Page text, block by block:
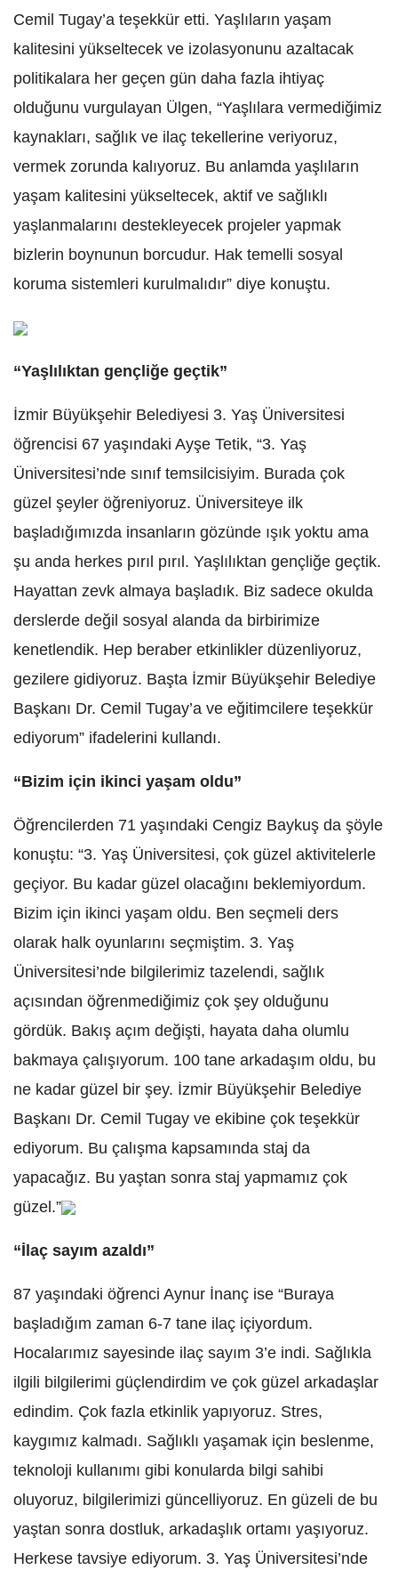
Cemil Tugay’a teşekkür etti. Yaşlıların yaşam
kalitesini yükseltecek ve izolasyonunu azaltacak
politikalara her geçen gün daha fazla ihtiyaç
olduğunu vurgulayan Ülgen, “Yaşlılara vermediğimiz
kaynakları, sağlık ve ilaç tekellerine veriyoruz,
vermek zorunda kalıyoruz. Bu anlamda yaşlıların
yaşam kalitesini yükseltecek, aktif ve sağlıklı
yaşlanmalarını destekleyecek projeler yapmak
bizlerin boynunun borcudur. Hak temelli sosyal
koruma sistemleri kurulmalıdır” diye konuştu.
“Yaşlılıktan gençliğe geçtik”
İzmir Büyükşehir Belediyesi 3. Yaş Üniversitesi
öğrencisi 67 yaşındaki Ayşe Tetik, “3. Yaş
Üniversitesi’nde sınıf temsilcisiyim. Burada çok
güzel şeyler öğreniyoruz. Üniversiteye ilk
başladığımızda insanların gözünde ışık yoktu ama
şu anda herkes pırıl pırıl. Yaşlılıktan gençliğe geçtik.
Hayattan zevk almaya başladık. Biz sadece okulda
derslerde değil sosyal alanda da birbirimize
kenetlendik. Hep beraber etkinlikler düzenliyoruz,
gezilere gidiyoruz. Başta İzmir Büyükşehir Belediye
Başkanı Dr. Cemil Tugay’a ve eğitimcilere teşekkür
ediyorum” ifadelerini kullandı.
“Bizim için ikinci yaşam oldu”
Öğrencilerden 71 yaşındaki Cengiz Baykuş da şöyle
konuştu: “3. Yaş Üniversitesi, çok güzel aktivitelerle
geçiyor. Bu kadar güzel olacağını beklemiyordum.
Bizim için ikinci yaşam oldu. Ben seçmeli ders
olarak halk oyunlarını seçmiştim. 3. Yaş
Üniversitesi’nde bilgilerimiz tazelendi, sağlık
açısından öğrenmediğimiz çok şey olduğunu
gördük. Bakış açım değişti, hayata daha olumlu
bakmaya çalışıyorum. 100 tane arkadaşım oldu, bu
ne kadar güzel bir şey. İzmir Büyükşehir Belediye
Başkanı Dr. Cemil Tugay ve ekibine çok teşekkür
ediyorum. Bu çalışma kapsamında staj da
yapacağız. Bu yaştan sonra staj yapmamız çok
güzel.”
“İlaç sayım azaldı”
87 yaşındaki öğrenci Aynur İnanç ise “Buraya
başladığım zaman 6-7 tane ilaç içiyordum.
Hocalarımız sayesinde ilaç sayım 3’e indi. Sağlıkla
ilgili bilgilerimi güçlendirdim ve çok güzel arkadaşlar
edindim. Çok fazla etkinlik yapıyoruz. Stres,
kaygımız kalmadı. Sağlıklı yaşamak için beslenme,
teknoloji kullanımı gibi konularda bilgi sahibi
oluyoruz, bilgilerimizi güncelliyoruz. En güzeli de bu
yaştan sonra dostluk, arkadaşlık ortamı yaşıyoruz.
Herkese tavsiye ediyorum. 3. Yaş Üniversitesi’nde